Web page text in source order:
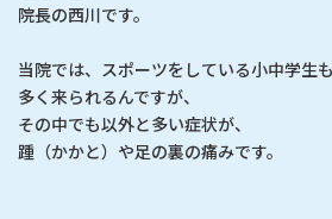
院長の西川です。
当院では、スポーツをしている小中学生も
多く来られるんですが、
その中でも以外と多い症状が、
踵（かかと）や足の裏の痛みです。